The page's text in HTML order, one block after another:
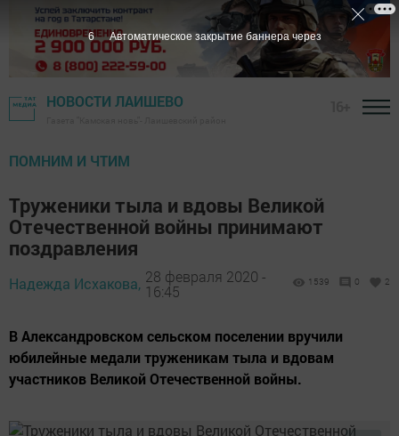
НОВОСТИ ЛАИШЕВО
ПОМНИМ И ЧТИМ
Труженики тыла и вдовы Великой
Отечественной войны принимают
поздравления
Надежда Исхакова, 28 февраля 2020 -
16:45
1539 0 2
В Александровском сельском поселении вручили
юбилейные медали труженикам тыла и вдовам
участников Великой Отечественной войны.
5 Автоматическое закрытие баннера через